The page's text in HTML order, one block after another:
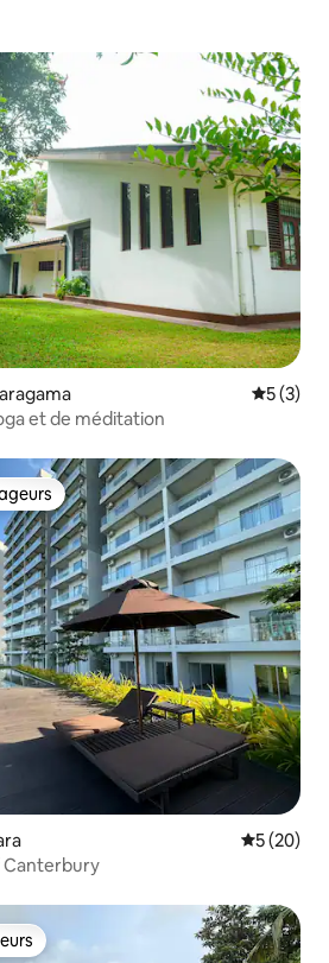
5 (3)
et de méditation
les plus appréciés
5 (20)